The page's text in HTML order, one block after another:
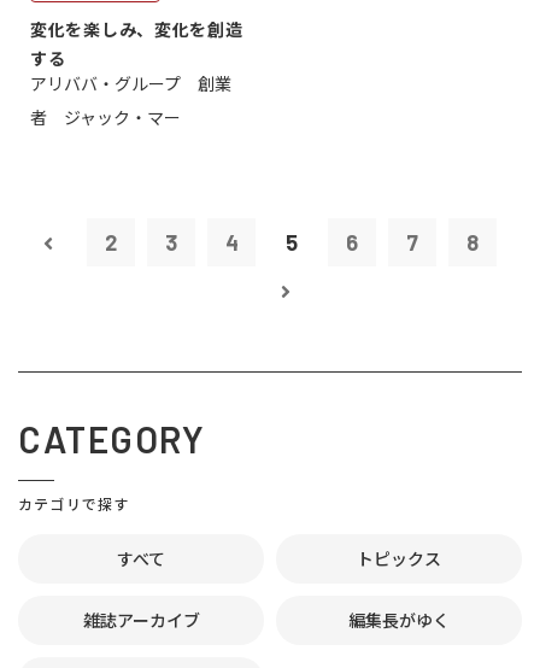
変化を楽しみ、変化を創造
する
アリババ・グループ 創業
者 ジャック・マー
2 3 4 5 6 7 8
CATEGORY
カテゴリで探す
すべて トピックス
雑誌アーカイブ 編集長がゆく